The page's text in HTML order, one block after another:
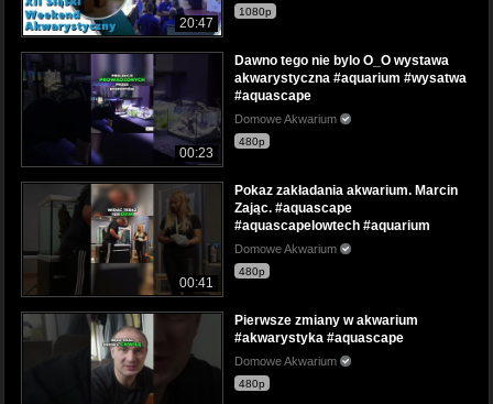
20:47
1080p
00:23
Dawno tego nie bylo O_O wystawa
akwarystyczna #aquarium #wysatwa
#aquascape
Domowe Akwarium
480p
00:41
Pokaz zakładania akwarium. Marcin
Zając. #aquascape
#aquascapelowtech #aquarium
Domowe Akwarium
480p
Pierwsze zmiany w akwarium
#akwarystyka #aquascape
Domowe Akwarium
480p